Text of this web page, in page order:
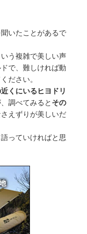
いたことがあるで
う複雑で美しい声
で、難しければ動
ださい。
くにいるヒヨドリ
調べてみると その
さえずりが美しいだ
っていければと思